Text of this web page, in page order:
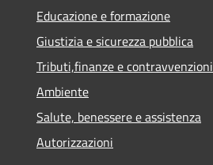
Educazione e formazione
Giustizia e sicurezza pubblica
Tributi,finanze e contravvenzioni
Ambiente
Salute, benessere e assistenza
Autorizzazioni